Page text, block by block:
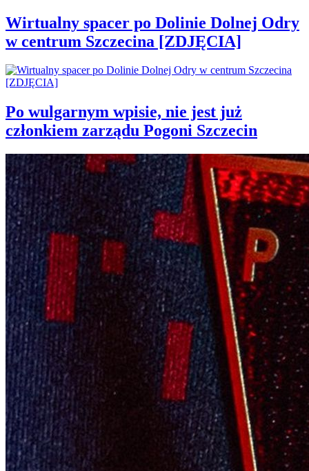
Wirtualny spacer po Dolinie Dolnej Odry
w centrum Szczecina [ZDJĘCIA]
Po wulgarnym wpisie, nie jest już
członkiem zarządu Pogoni Szczecin